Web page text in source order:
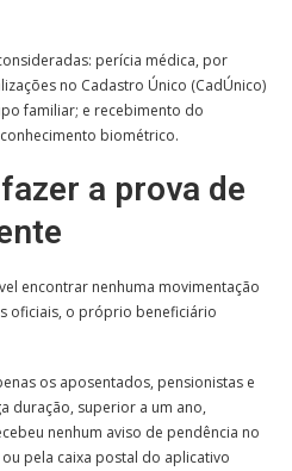
perícia médica, por
no Cadastro Único (CadÚnico)
familiar; e recebimento do
biométrico.
a prova de
encontrar nenhuma movimentação
oficiais, o próprio beneficiário
os aposentados, pensionistas e
duração, superior a um ano,
nenhum aviso de pendência no
pela caixa postal do aplicativo